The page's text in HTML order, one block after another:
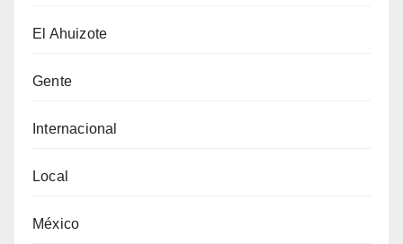
El Ahuizote
Gente
Internacional
Local
México